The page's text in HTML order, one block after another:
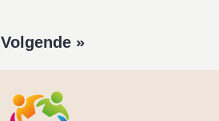
Volgende »